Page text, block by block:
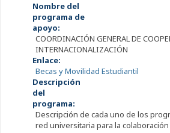
Nombre del
programa de
apoyo:
COORDINACIÓN GENERAL DE
INTERNACIONALIZACIÓN
Enlace:
Becas y Movilidad Estudiantil
Descripción
del
programa:
Descripción de cada uno de los
red universitaria para la